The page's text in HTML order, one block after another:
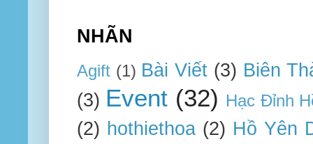
NHÃN
Agift (1) Bài Viết (3) Biên
(3) Event (32) Hạc Đỉnh
(2) hothiethoa (2) Hồ Yên